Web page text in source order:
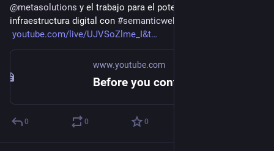
@metasolutions y el trabajo para el potencial de Internet y la
infraestructura digital con #semanticweb
youtube.com/live/UJVSoZlme_I&t
www.youtube.com
0 0 0